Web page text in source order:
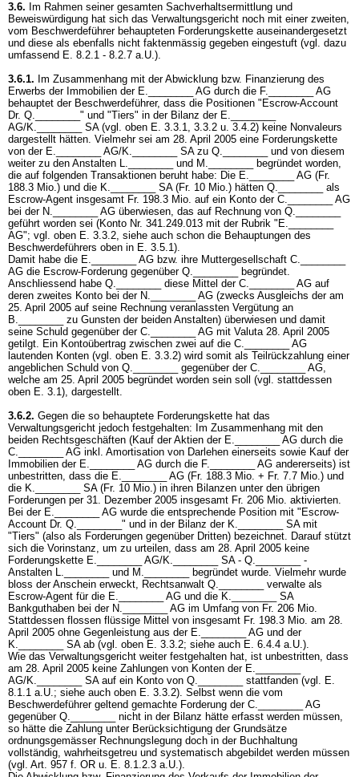
3.6. Im Rahmen seiner gesamten Sachverhaltsermittlung und
Beweiswürdigung hat sich das Verwaltungsgericht noch mit einer zweiten,
vom Beschwerdeführer behaupteten Forderungskette auseinandergesetzt
und diese als ebenfalls nicht faktenmässig gegeben eingestuft (vgl. dazu
umfassend E. 8.2.1 - 8.2.7 a.U.).
3.6.1. Im Zusammenhang mit der Abwicklung bzw. Finanzierung des
Erwerbs der Immobilien der E.________ AG durch die F.________ AG
behauptet der Beschwerdeführer, dass die Positionen "Escrow-Account
Dr. Q.________" und "Tiers" in der Bilanz der E.________
AG/K.________ SA (vgl. oben E. 3.3.1, 3.3.2 u. 3.4.2) keine Nonvaleurs
dargestellt hätten. Vielmehr sei am 28. April 2005 eine Forderungskette
von der E.________ AG/K.________ SA zu Q.________ und von diesem
weiter zu den Anstalten L.________ und M.________ begründet worden,
die auf folgenden Transaktionen beruht habe: Die E.________ AG (Fr.
188.3 Mio.) und die K.________ SA (Fr. 10 Mio.) hätten Q.________ als
Escrow-Agent insgesamt Fr. 198.3 Mio. auf ein Konto der C.________ AG
bei der N.________ AG überwiesen, das auf Rechnung von Q.________
geführt worden sei (Konto Nr. 341.249.013 mit der Rubrik "E.________
AG"; vgl. oben E. 3.3.2, siehe auch schon die Behauptungen des
Beschwerdeführers oben in E. 3.5.1).
Damit habe die E.________ AG bzw. ihre Muttergesellschaft C.________
AG die Escrow-Forderung gegenüber Q.________ begründet.
Anschliessend habe Q.________ diese Mittel der C.________ AG auf
deren zweites Konto bei der N.________ AG (zwecks Ausgleichs der am
25. April 2005 auf seine Rechnung veranlassten Vergütung an
B.________ zu Gunsten der beiden Anstalten) überwiesen und damit
seine Schuld gegenüber der C.________ AG mit Valuta 28. April 2005
getilgt. Ein Kontoübertrag zwischen zwei auf die C.________ AG
lautenden Konten (vgl. oben E. 3.3.2) wird somit als Teilrückzahlung einer
angeblichen Schuld von Q.________ gegenüber der C.________ AG,
welche am 25. April 2005 begründet worden sein soll (vgl. stattdessen
oben E. 3.1), dargestellt.
3.6.2. Gegen die so behauptete Forderungskette hat das
Verwaltungsgericht jedoch festgehalten: Im Zusammenhang mit den
beiden Rechtsgeschäften (Kauf der Aktien der E.________ AG durch die
C.________ AG inkl. Amortisation von Darlehen einerseits sowie Kauf der
Immobilien der E.________ AG durch die F.________ AG andererseits) ist
unbestritten, dass die E.________ AG (Fr. 188.3 Mio. + Fr. 7.7 Mio.) und
die K.________ SA (Fr. 10 Mio.) in ihren Bilanzen unter den übrigen
Forderungen per 31. Dezember 2005 insgesamt Fr. 206 Mio. aktivierten.
Bei der E.________ AG wurde die entsprechende Position mit "Escrow-
Account Dr. Q.________" und in der Bilanz der K.________ SA mit
"Tiers" (also als Forderungen gegenüber Dritten) bezeichnet. Darauf stützt
sich die Vorinstanz, um zu urteilen, dass am 28. April 2005 keine
Forderungskette E.________ AG/K.________ SA - Q.________ -
Anstalten L.________ und M.________ begründet wurde. Vielmehr wurde
bloss der Anschein erweckt, Rechtsanwalt Q.________ verwalte als
Escrow-Agent für die E.________ AG und die K.________ SA
Bankguthaben bei der N.________ AG im Umfang von Fr. 206 Mio.
Stattdessen flossen flüssige Mittel von insgesamt Fr. 198.3 Mio. am 28.
April 2005 ohne Gegenleistung aus der E.________ AG und der
K.________ SA ab (vgl. oben E. 3.3.2; siehe auch E. 6.4.4 a.U.).
Wie das Verwaltungsgericht weiter festgehalten hat, ist unbestritten, dass
am 28. April 2005 keine Zahlungen von Konten der E.________
AG/K.________ SA auf ein Konto von Q.________ stattfanden (vgl. E.
8.1.1 a.U.; siehe auch oben E. 3.3.2). Selbst wenn die vom
Beschwerdeführer geltend gemachte Forderung der C.________ AG
gegenüber Q.________ nicht in der Bilanz hätte erfasst werden müssen,
so hätte die Zahlung unter Berücksichtigung der Grundsätze
ordnungsgemässer Rechnungslegung doch in der Buchhaltung
vollständig, wahrheitsgetreu und systematisch abgebildet werden müssen
(vgl. Art. 957 f. OR u. E. 8.1.2.3 a.U.).